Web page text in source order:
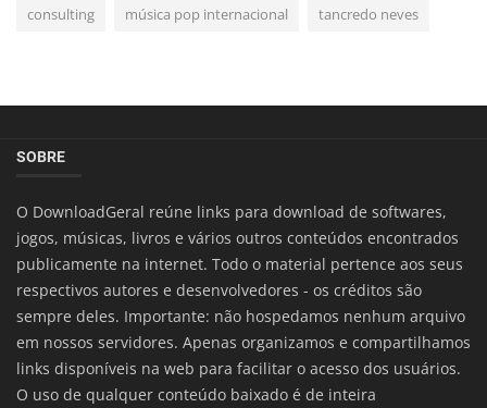
consulting música pop internacional tancredo neves
SOBRE
O DownloadGeral reúne links para download de softwares,
jogos, músicas, livros e vários outros conteúdos encontrados
publicamente na internet. Todo o material pertence aos seus
respectivos autores e desenvolvedores - os créditos são
sempre deles. Importante: não hospedamos nenhum arquivo
em nossos servidores. Apenas organizamos e compartilhamos
links disponíveis na web para facilitar o acesso dos usuários.
O uso de qualquer conteúdo baixado é de inteira